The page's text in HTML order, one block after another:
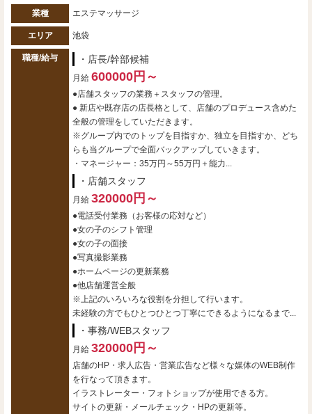
業種 エステマッサージ
エリア 池袋
職種/給与 ・店長/幹部候補
月給 600000円～
●店舗スタッフの業務＋スタッフの管理。
● 新店や既存店の店長格として、店舗のプロデュース含めた
全般の管理をしていただきます。
※グループ内でのトップを目指すか、独立を目指すか、どち
らも当グループで全面バックアップしていきます。
・マネージャー：35万円～55万円＋能力...
・店舗スタッフ
月給 320000円～
●電話受付業務（お客様の応対など）
●女の子のシフト管理
●女の子の面接
●写真撮影業務
●ホームページの更新業務
●他店舗運営全般
※上記のいろいろな役割を分担して行います。
未経験の方でもひとつひとつ丁寧にできるようになるまで...
・事務/WEBスタッフ
月給 320000円～
店舗のHP・求人広告・営業広告など様々な媒体のWEB制作
を行なって頂きます。
イラストレーター・フォトショップが使用できる方。
サイトの更新・メールチェック・HPの更新等。